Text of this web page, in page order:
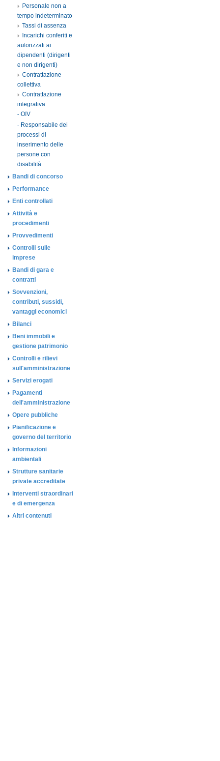
Personale non a
tempo indeterminato
Tassi di assenza
Incarichi conferiti e
autorizzati ai
dipendenti (dirigenti
e non dirigenti)
Contrattazione
collettiva
Contrattazione
integrativa
- OIV
- Responsabile dei
processi di
inserimento delle
persone con
disabilità
Bandi di concorso
Performance
Enti controllati
Attività e
procedimenti
Provvedimenti
Controlli sulle
imprese
Bandi di gara e
contratti
Sovvenzioni,
contributi, sussidi,
vantaggi economici
Bilanci
Beni immobili e
gestione patrimonio
Controlli e rilievi
sull'amministrazione
Servizi erogati
Pagamenti
dell'amministrazione
Opere pubbliche
Pianificazione e
governo del territorio
Informazioni
ambientali
Strutture sanitarie
private accreditate
Interventi straordinari
e di emergenza
Altri contenuti